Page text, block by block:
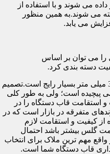
می شوند و با استفاده از
می شوند.به همین منظور
می یابد.
می توان بر اساس
دسته بندی کرد.
مثلاً در بازار ضخامت های 2،2.5 و 3 میلی متر بسیار رایج است.تصمیم
است؛ ولی به طور کلی
و استقامت قاب دستگاه را در
متفرقه در بازار است که در
از کیفیت و استقامت لازم
گلس بیشتر باشد احتمال
مهم ترین ملاک برای انتخاب
قاب دستگاه شما است.